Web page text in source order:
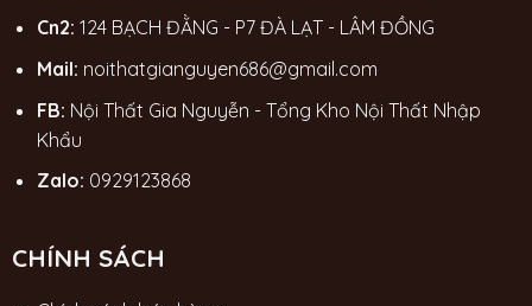
Cn2: 124 BẠCH ĐẰNG - P7 ĐÀ LẠT - LÂM ĐỒNG
Mail: noithatgianguyen686@gmail.com
FB: Nội Thất Gia Nguyễn - Tổng Kho Nội Thất Nhập
Khẩu
Zalo: 0929123868
CHÍNH SÁCH